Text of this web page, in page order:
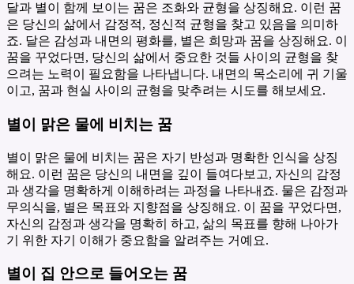
달과 별이 함께 보이는 꿈은 조화와 균형을 상징해요. 이런 꿈
은 당신의 삶에서 감정적, 정신적 균형을 찾고 있음을 의미하
죠. 달은 감성과 내면의 평화를, 별은 희망과 꿈을 상징해요. 이
꿈을 꾸었다면, 당신의 삶에서 중요한 것들 사이의 균형을 찾
으려는 노력이 필요함을 나타냅니다. 내면의 목소리에 귀 기울
이고, 꿈과 현실 사이의 균형을 맞추려는 시도를 해보세요.
별이 맑은 물에 비치는 꿈
별이 맑은 물에 비치는 꿈은 자기 반성과 명확한 인식을 상징
해요. 이런 꿈은 당신의 내면을 깊이 들여다보고, 자신의 감정
과 생각을 명확하게 이해하려는 과정을 나타내죠. 물은 감정과
무의식을, 별은 목표와 지향점을 상징해요. 이 꿈을 꾸었다면,
자신의 감정과 생각을 명확히 하고, 삶의 목표를 향해 나아가
기 위한 자기 이해가 중요함을 알려주는 거예요.
별이 집 안으로 들어오는 꿈